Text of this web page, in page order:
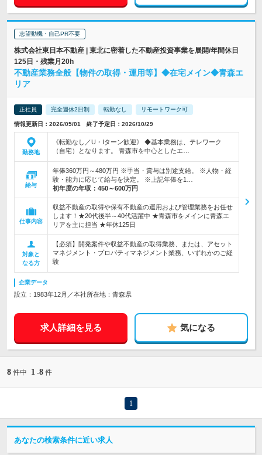
志望動機・自己PR不要
株式会社東日本不動産 | 東北に密着した不動産投資事業を展開/年間休日
125日・残業月20h
不動産業務全般【物件の取得・運用等】◆在宅メイン◆青森エ
リア
正社員 完全週休2日制 転勤なし リモートワーク可
情報更新日：2026/05/01 終了予定日：2026/10/29
勤務地
《転勤なし／U・Iターン歓迎》 ◆基本業務は、テレワーク
（自宅）となります。 青森市を中心としたエ…
給与
年俸360万円～480万円 ※手当・賞与は別途支給。 ※人物・経
験・能力に応じて給与を決定。 ※上記年俸を1…
初年度の年収： 450～600万円
仕事内容
収益不動産の取得や保有不動産の運用および管理業務をお任せ
します！★20代後半～40代活躍中 ★青森市をメインに青森エ
リアを主に担当 ★年休125日
対象と
なる方
【必須】開発案件や収益不動産の取得業務、または、アセット
マネジメント・プロパティマネジメント業務、いずれかのご経
験
企業データ
設立：1983年12月／本社所在地：青森県
求人詳細を見る 気になる
8 件中 1 -8 件
1
あなたの検索条件に近い求人